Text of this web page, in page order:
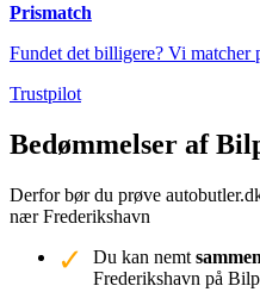
Prismatch
Fundet det billigere? Vi matcher
Trustpilot
Bedømmelser af
Derfor bør du prøve
nær Frederikshavn
Du kan nemt
Frederikshavn på